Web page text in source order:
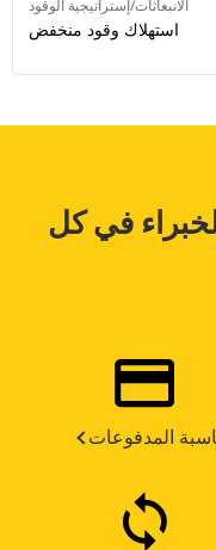
الانبعاثات/إستراتيجية الوقود
استهلاك وقود منخفض
في كل
المدفوعات